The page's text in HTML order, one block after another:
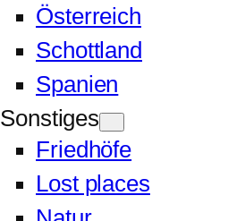
Österreich
Schottland
Spanien
Sonstiges
Friedhöfe
Lost places